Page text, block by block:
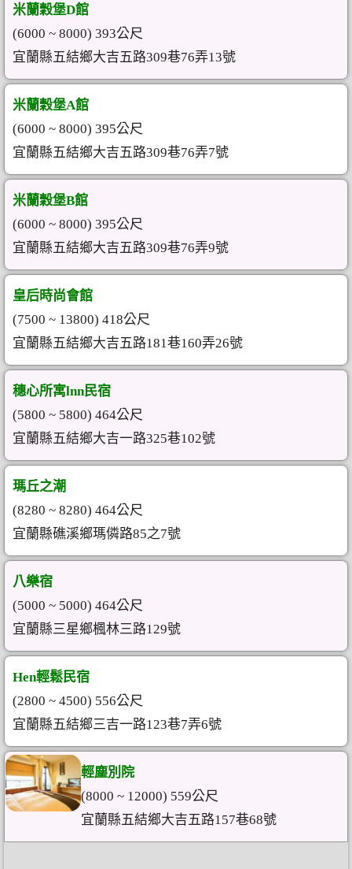
米蘭穀堡D館
(6000 ~ 8000) 393公尺
宜蘭縣五結鄉大吉五路309巷76弄13號
米蘭穀堡A館
(6000 ~ 8000) 395公尺
宜蘭縣五結鄉大吉五路309巷76弄7號
米蘭穀堡B館
(6000 ~ 8000) 395公尺
宜蘭縣五結鄉大吉五路309巷76弄9號
皇后時尚會館
(7500 ~ 13800) 418公尺
宜蘭縣五結鄉大吉五路181巷160弄26號
穗心所寓lnn民宿
(5800 ~ 5800) 464公尺
宜蘭縣五結鄉大吉一路325巷102號
瑪丘之潮
(8280 ~ 8280) 464公尺
宜蘭縣礁溪鄉瑪僯路85之7號
八樂宿
(5000 ~ 5000) 464公尺
宜蘭縣三星鄉楓林三路129號
Hen輕鬆民宿
(2800 ~ 4500) 556公尺
宜蘭縣五結鄉三吉一路123巷7弄6號
輕塵別院
(8000 ~ 12000) 559公尺
宜蘭縣五結鄉大吉五路157巷68號